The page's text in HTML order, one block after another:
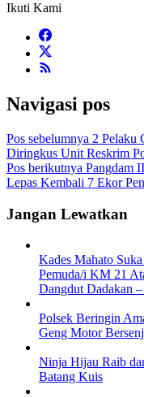
Ikuti Kami
Navigasi pos
Pos sebelumnya 2 Pelaku
Diringkus Unit Reskrim
Pos berikutnya Pangdam
Lepas Kembali 7 Ekor
Jangan Lewatkan
Kades Mahato
Pemuda/i KM 21
Dangdut Dadakan
Polsek Beringin
Geng Motor
Ninja Hijau Raib
Batang Kuis